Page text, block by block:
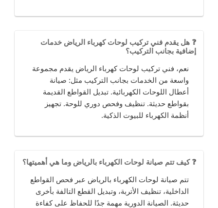
❓ هل يقدم فني تركيب لوحات كهرباء الرياض خدمات
إضافية بجانب التركيب؟
نعم، فني تركيب لوحات كهرباء الرياض يقدم مجموعة
واسعة من الخدمات بجانب التركيب مثل: صيانة
أعطال اللوحات الكهربائية. تبديل القواطع القديمة
بقواطع حديثة. تنظيف وفحص دوري للوحة. تجهيز
أنظمة الكهرباء للبيوت الذكية.
❓ كيف تتم صيانة لوحات الكهرباء بالرياض وما هي أهميتها؟
تتم صيانة لوحات الكهرباء بالرياض عبر فحص القواطع
الداخلية، تنظيف الأتربة، وتبديل القطع التالفة بأخرى
حديثة. الصيانة الدورية مهمة جدًا للحفاظ على كفاءة